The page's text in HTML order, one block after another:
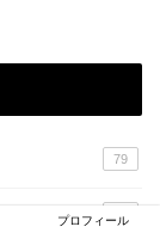
79
347
プロフィール